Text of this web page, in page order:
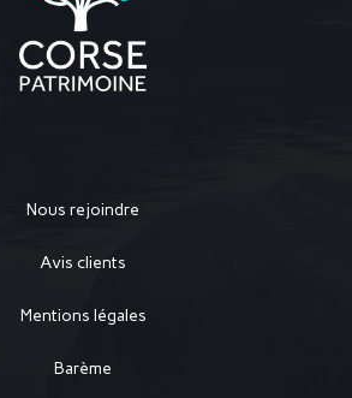
Nous rejoindre
Avis clients
Mentions légales
Barème